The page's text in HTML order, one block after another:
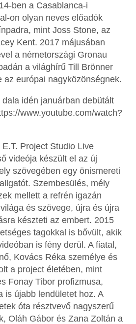
ben a Casablanca-i
on olyan neves előadók
mint Joss Stone, az
Kent. 2017 májusában
a németországi Gronau
a világhírű Till Brönner
az európai nagyközönségnek.
idén januárban debütált
www.youtube.com/watch?
Project Studio Live
videója készült el az új
szövegében egy önismereti
Szembesülés, mély
mellett a refrén igazán
és szövege, újra és újra
készteti az embert. 2015
tagokkal is bővült, akik
is fény derül. A fiatal,
Kovács Réka személye és
a project életében, mint
Fonay Tibor profizmusa,
is újabb lendületet hoz. A
óta résztvevő nagyszerű
Oláh Gábor és Zana Zoltán a